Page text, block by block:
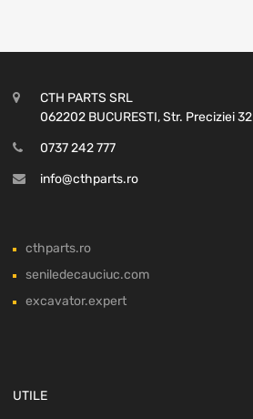
CTH PARTS SRL
062202 BUCURESTI, Str. Preciziei 32
0737 242 777
info@cthparts.ro
cthparts.ro
seniledecauciuc.com
excavator.expert
UTILE